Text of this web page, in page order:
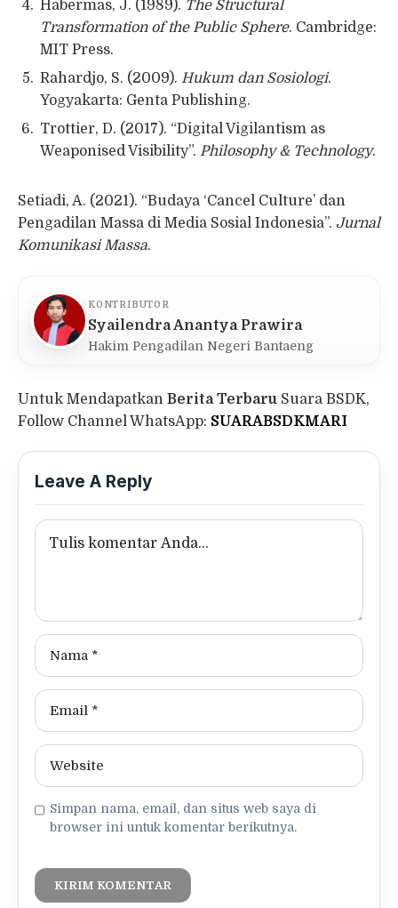
Habermas, J. (1989). The Structural
Transformation of the Public Sphere. Cambridge:
MIT Press.
Rahardjo, S. (2009). Hukum dan Sosiologi.
Yogyakarta: Genta Publishing.
Trottier, D. (2017). “Digital Vigilantism as
Weaponised Visibility”. Philosophy & Technology.
Setiadi, A. (2021). “Budaya ‘Cancel Culture’ dan
Pengadilan Massa di Media Sosial Indonesia”. Jurnal
Komunikasi Massa.
KONTRIBUTOR
Syailendra Anantya Prawira
Hakim Pengadilan Negeri Bantaeng
Untuk Mendapatkan Berita Terbaru Suara BSDK,
Follow Channel WhatsApp: SUARABSDKMARI
Leave A Reply
Simpan nama, email, dan situs web saya di
browser ini untuk komentar berikutnya.